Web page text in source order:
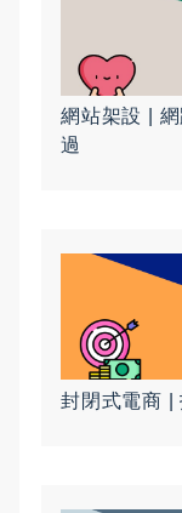
網站架設 |
過
封閉式電商 |